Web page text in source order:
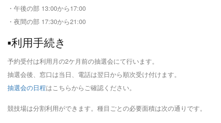
・午後の部 13:00から17:00
・夜間の部 17:30から21:00
▪️利用手続き
予約受付は利用月の2ケ月前の抽選会にて行います。
抽選会後、窓口は当日、電話は翌日から順次受け付けます。
抽選会の日程はこちらからご確認ください。
競技場は分割利用ができます。種目ごとの必要面積は次の通りです。